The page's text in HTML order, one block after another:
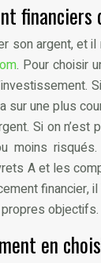
financiers
son argent, et
. Pour choisir
sur une plus
Si on
moins
A et les
objectifs.
en